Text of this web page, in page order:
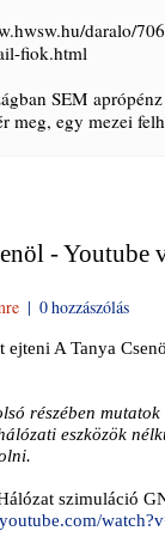
daralo/
fiok.html
SEM
meg, egy mezei
- Youtube
| 0 hozzászólás
ejteni A Tanya
részében
eszközök
szimuláció